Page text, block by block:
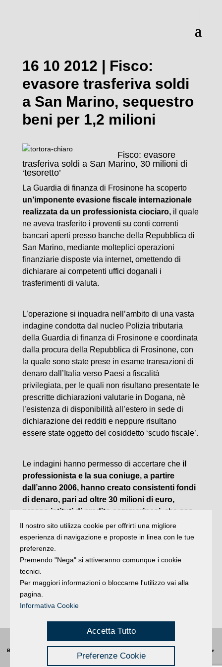
16 10 2012 | Fisco:
evasore trasferiva soldi
a San Marino, sequestro
beni per 1,2 milioni
Fisco: evasore
trasferiva soldi a San Marino, 30 milioni di
‘tesoretto’
La Guardia di finanza di Frosinone ha scoperto
un’imponente evasione fiscale internazionale
realizzata da un professionista ciociaro,il quale
ne aveva trasferito i proventi su conti correnti
bancari aperti presso banche della Repubblica di
San Marino, mediante molteplici operazioni
finanziarie disposte via internet, omettendo di
dichiarare ai competenti uffici doganali i
trasferimenti di valuta.
L’operazione si inquadra nell’ambito di una vasta
indagine condotta dal nucleo Polizia tributaria
della Guardia di finanza di Frosinone e coordinata
dalla procura della Repubblica di Frosinone, con
la quale sono state prese in esame transazioni di
denaro dall’Italia verso Paesi a fiscalità
privilegiata, per le quali non risultano presentate le
prescritte dichiarazioni valutarie in Dogana, nè
l’esistenza di disponibilità all’estero in sede di
dichiarazione dei redditi e neppure risultano
essere state oggetto del cosiddetto ‘scudo fiscale’.
Le indagini hanno permesso di accertare che il
professionista e la sua coniuge, a partire
dall’anno 2006, hanno creato consistenti fondi
di denaro, pari ad oltre 30 milioni di euro,
presso istituti di credito sammarinesi, che non
sono stati dichiarati ne’ quali ricavi della propria
attività professionale, né quali disponibilità
all’estero, in sede di dichiarazione dei redditi.
Successivamente tali rilevanti fondi, ubicati presso
la Repubblica di San Marino, sono stati utilizzati
per effettuare investimenti mobiliari on line,
impiegando cosi’ il denaro sottratto al fisco
italiano. (AdnKronos)
Buongiorno
registrazione
n. 2 /28/02/2012 |© 2024 buongiornoRimini
Il nostro sito utilizza cookie per offrirti una migliore
esperienza di navigazione e proposte in linea con le tue
preferenze.
Premendo "Nega" si attiveranno comunque i cookie
tecnici.
Per maggiori informazioni o bloccarne l'utilizzo vai alla
pagina.
Informativa Cookie
Accetta Tutto
Preferenze Cookie